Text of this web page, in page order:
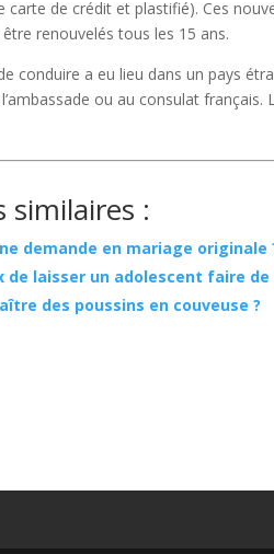
carte de crédit et plastifié). Ces
renouvelés tous les 15 ans.
conduire a eu lieu dans un pays
ou au consulat
similaires :
demande en mariage originale
de laisser un adolescent faire de
des poussins en couveuse ?